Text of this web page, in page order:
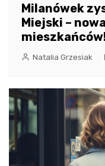
Milanówek
Miejski –
Natalia Grzesiak